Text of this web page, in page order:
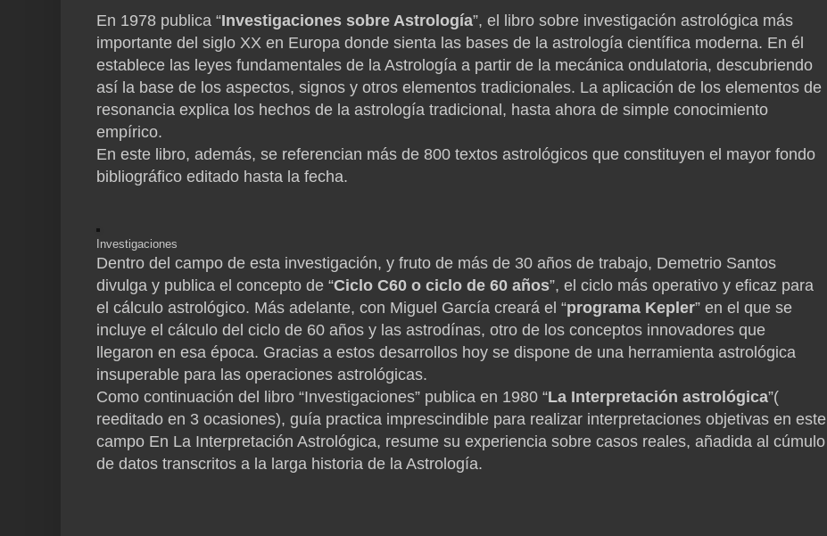
En 1978 publica “Investigaciones sobre Astrología”, el libro sobre investigación astrológica más
importante del siglo XX en Europa donde sienta las bases de la astrología científica moderna. En él
establece las leyes fundamentales de la Astrología a partir de la mecánica ondulatoria, descubriendo
así la base de los aspectos, signos y otros elementos tradicionales. La aplicación de los elementos de
resonancia explica los hechos de la astrología tradicional, hasta ahora de simple conocimiento
empírico.
En este libro, además, se referencian más de 800 textos astrológicos que constituyen el mayor fondo
bibliográfico editado hasta la fecha.
Investigaciones
Dentro del campo de esta investigación, y fruto de más de 30 años de trabajo, Demetrio Santos
divulga y publica el concepto de “Ciclo C60 o ciclo de 60 años”, el ciclo más operativo y eficaz para
el cálculo astrológico. Más adelante, con Miguel García creará el “programa Kepler” en el que se
incluye el cálculo del ciclo de 60 años y las astrodínas, otro de los conceptos innovadores que
llegaron en esa época. Gracias a estos desarrollos hoy se dispone de una herramienta astrológica
insuperable para las operaciones astrológicas.
Como continuación del libro “Investigaciones” publica en 1980 “La Interpretación astrológica”(
reeditado en 3 ocasiones), guía practica imprescindible para realizar interpretaciones objetivas en este
campo En La Interpretación Astrológica, resume su experiencia sobre casos reales, añadida al cúmulo
de datos transcritos a la larga historia de la Astrología.